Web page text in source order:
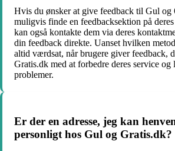
Hvis du ønsker at give feedback til Gul og
muligvis finde en feedbacksektion på
kan også kontakte dem via deres
din feedback direkte. Uanset hvilken
altid værdsat, når brugere giver feedback,
Gratis.dk med at forbedre deres service og
problemer.
Er der en adresse, jeg kan
personligt hos Gul og Gratis.dk?